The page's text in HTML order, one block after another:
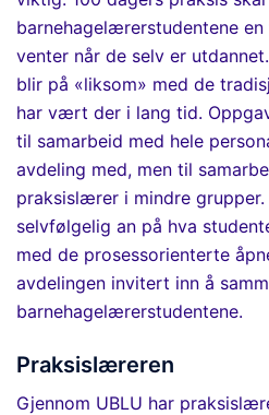
barnehagelærerstudentene
venter når de selv er
blir på «liksom» med de
har vært der i lang tid.
til samarbeid med hele
avdeling med, men til
praksislærer i mindre
selvfølgelig an på hva
med de prosessorienterte
avdelingen invitert inn å
barnehagelærerstudentene.
Praksislæreren
Gjennom UBLU har